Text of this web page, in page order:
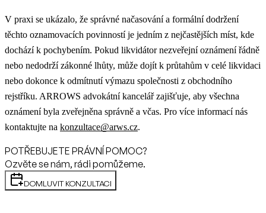
V praxi se ukázalo, že správné načasování a formální dodržení
těchto oznamovacích povinností je jedním z nejčastějších míst, kde
dochází k pochybením. Pokud likvidátor nezveřejní oznámení řádně
nebo nedodrží zákonné lhůty, může dojít k průtahům v celé likvidaci
nebo dokonce k odmítnutí výmazu společnosti z obchodního
rejstříku. ARROWS advokátní kancelář zajišťuje, aby všechna
oznámení byla zveřejněna správně a včas. Pro více informací nás
kontaktujte na konzultace@arws.cz.
POTŘEBUJETE PRÁVNÍ POMOC?
Ozvěte se nám, rádi pomůžeme.
DOMLUVIT KONZULTACI